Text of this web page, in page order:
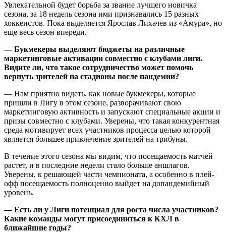
Увлекательной будет борьба за звание лучшего новичка
сезона, за 18 недель сезона ими признавались 15 разных
хоккеистов. Пока выделяется Ярослав Лихачев из «Амура», но
еще весь сезон впереди.
— Букмекеры выделяют бюджеты на различные
маркетинговые активации совместно с клубами лиги.
Видите ли, что такое сотрудничество может помочь
вернуть зрителей на стадионы после пандемии?
— Нам приятно видеть, как новые букмекеры, которые
пришли в Лигу в этом сезоне, разворачивают свою
маркетинговую активность и запускают специальные акции и
призы совместно с клубами. Уверены, что такая конкурентная
среда мотивирует всех участников процесса целью которой
является большее привлечение зрителей на трибуны.
В течение этого сезона мы видим, что посещаемость матчей
растет, и в последние недели стало больше аншлагов.
Уверены, к решающей части чемпионата, а особенно в плей-
офф посещаемость полноценно выйдет на допандемийный
уровень.
— Есть ли у Лиги потенциал для роста числа участников?
Какие команды могут присоединиться к КХЛ в
ближайшие годы?